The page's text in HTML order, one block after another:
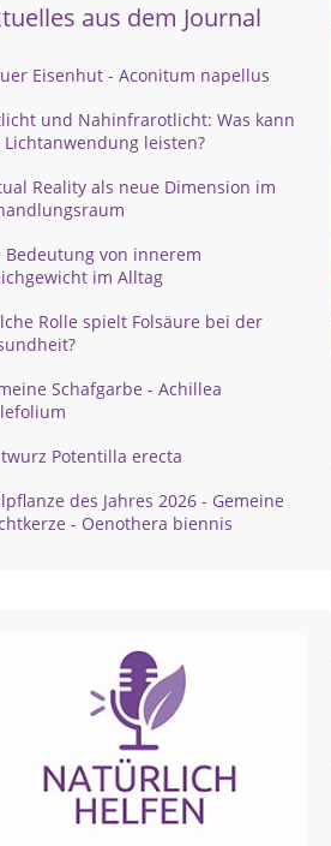
aus dem Journal
Eisenhut - Aconitum napellus
und Nahinfrarotlicht: Was kann
Lichtanwendung leisten?
Reality als neue Dimension im
Bedeutung von innerem
im Alltag
Rolle spielt Folsäure bei der
Schafgarbe - Achillea
Potentilla erecta
des Jahres 2026 - Gemeine
- Oenothera biennis